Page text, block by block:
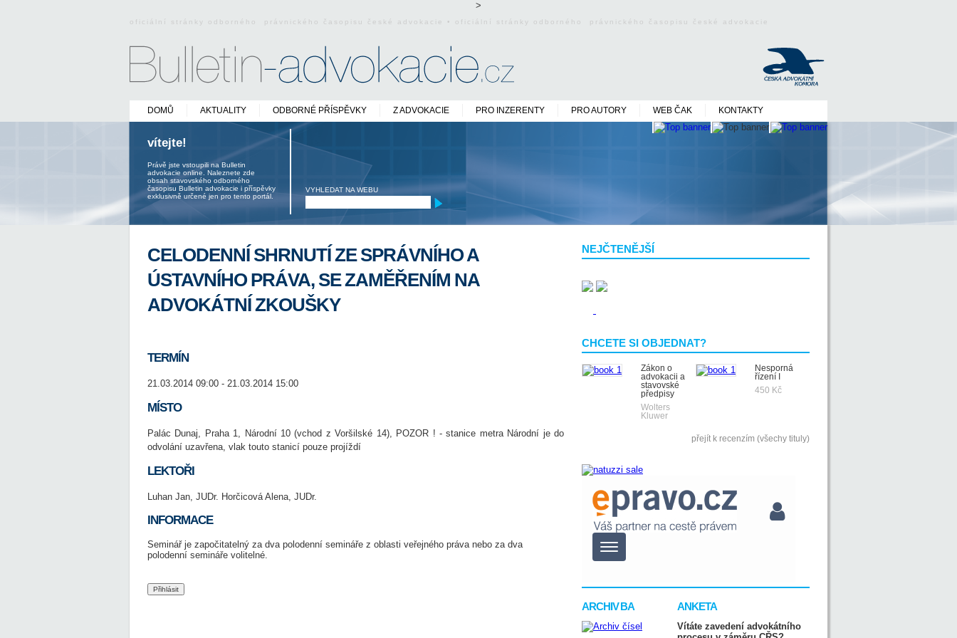
>
oficiální stránky odborného právnického časopisu české advokacie • oficiální stránky odborného právnického časopisu české advokacie
DOMŮ AKTUALITY ODBORNÉ PŘÍSPĚVKY Z ADVOKACIE PRO INZERENTY PRO AUTORY WEB ČAK KONTAKTY
vítejte!
Právě jste vstoupili na Bulletin
advokacie online. Naleznete zde
obsah stavovského odborného
časopisu Bulletin advokacie i příspěvky
exklusivně určené jen pro tento portál.
VYHLEDAT NA WEBU
NEJČTENĚJŠÍ
CHCETE SI OBJEDNAT?
Zákon o
advokacii a
stavovské
předpisy
Wolters
Kluwer
Nesporná
řízení I
450 Kč
přejít k recenzím (všechy tituly)
ARCHIV BA ANKETA
Vítáte zavedení advokátního
CELODENNÍ SHRNUTÍ ZE SPRÁVNÍHO A
ÚSTAVNÍHO PRÁVA, SE ZAMĚŘENÍM NA
ADVOKÁTNÍ ZKOUŠKY
TERMÍN
21.03.2014 09:00 - 21.03.2014 15:00
MÍSTO
Palác Dunaj, Praha 1, Národní 10 (vchod z Voršilské 14), POZOR ! - stanice metra Národní je do
odvolání uzavřena, vlak touto stanicí pouze projíždí
LEKTOŘI
Luhan Jan, JUDr. Horčicová Alena, JUDr.
INFORMACE
Seminář je započitatelný za dva polodenní semináře z oblasti veřejného práva nebo za dva
polodenní semináře volitelné.